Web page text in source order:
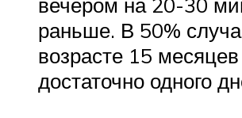
вечером на 20-30
раньше. В 50%
возрасте 15 месяцев
достаточно одного